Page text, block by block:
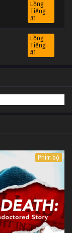
Lồng
Tiếng
#1
Lồng
Tiếng
#1
#1
Lồng
#1
Lồng
Tiếng
#1
Lồng
Tiếng
#1
Phim bộ